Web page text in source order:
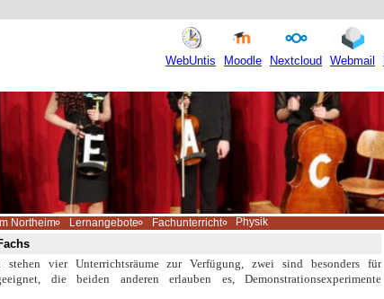
WebUntis Moodle Nextcloud Webmail
Northeim Lernangebote Fachunterricht Physik
stehen vier Unterrichtsräume zur Verfügung, zwei sind besonders für
die beiden anderen erlauben es, Demonstrationsexperimente